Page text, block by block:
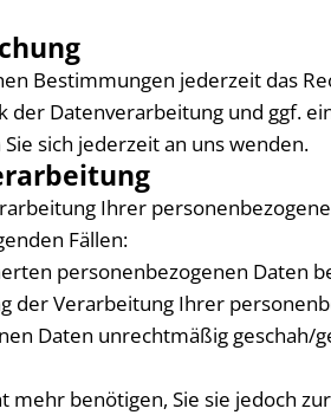
Bestimmungen jederzeit das
Datenverarbeitung und ggf.
sich jederzeit an uns wenden.
Ihrer
Fällen:
personenbezogenen
der Verarbeitung Ihrer
Daten unrechtmäßig
benötigen, Sie sie jedoch